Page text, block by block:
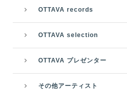
OTTAVA records
OTTAVA selection
OTTAVA プレゼンター
その他アーティスト